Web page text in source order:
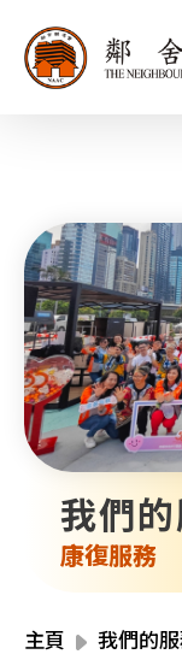
我們
康復服務
主頁 我們的